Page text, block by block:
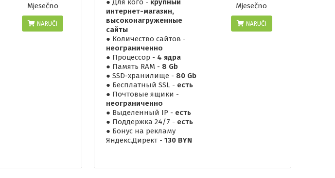
Mjesečno
NARUČI
● Для кого - крупный
интернет-магазин,
высоконагруженные
сайты
● Количество сайтов -
неограниченно
● Процессор - 4 ядра
● Память RAM - 8 Gb
● SSD-хранилище - 80 Gb
● Бесплатный SSL - есть
● Почтовые ящики -
неограниченно
● Выделенный IP - есть
● Поддержка 24/7 - есть
● Бонус на рекламу
Яндекс.Директ -130 BYN
Mjesečno
NARUČI